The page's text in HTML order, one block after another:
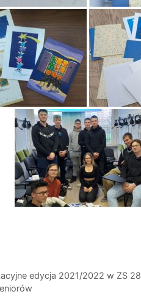
edycja 2021/2022 w ZS 28